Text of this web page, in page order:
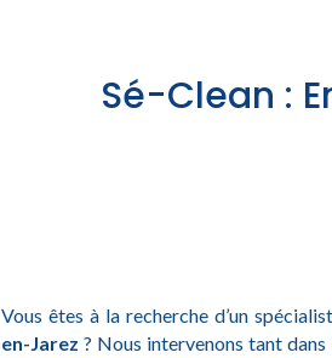
Sé-Clean :
Vous êtes à la recherche d’un
en-Jarez ? Nous intervenons tant